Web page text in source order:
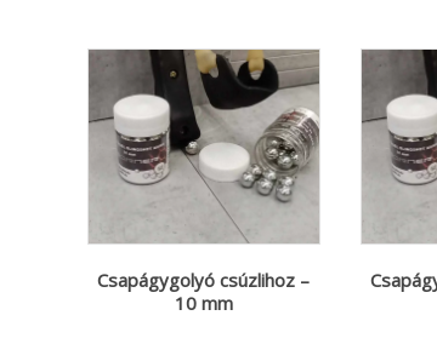
Csapágygolyó csúzlihoz –
10 mm